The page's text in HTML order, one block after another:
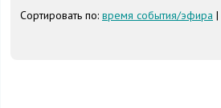
Сортировать по: время события/эфира |